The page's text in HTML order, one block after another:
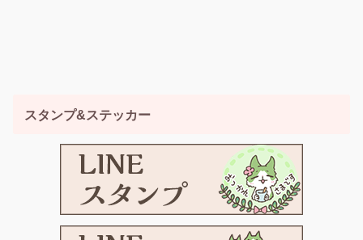
スタンプ&ステッカー